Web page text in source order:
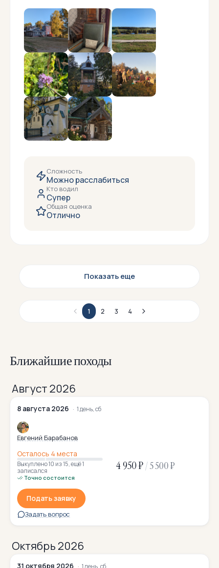
Сложность
Можно расслабиться
Кто водил
Супер
Общая оценка
Отлично
Показать еще
1 2 3 4
Ближайшие походы
Август 2026
8 августа 2026 1 день, сб
Евгений Барабанов
Осталось 4 места
Выкуплено 10 из 15,ещё 1
записался
Точно состоится
4 950 ₽/5 500 ₽
Подать заявку
Задать вопрос
Октябрь 2026
31 октября 2026